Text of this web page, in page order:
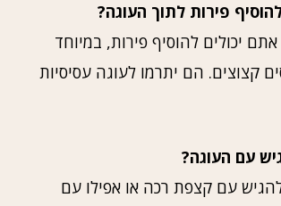
פירות לתוך העוגה?
יכולים להוסיף פירות, במיוחד
קצוצים. הם יתרמו לעוגה עסיסיות
עם העוגה?
עם קצפת רכה או אפילו עם